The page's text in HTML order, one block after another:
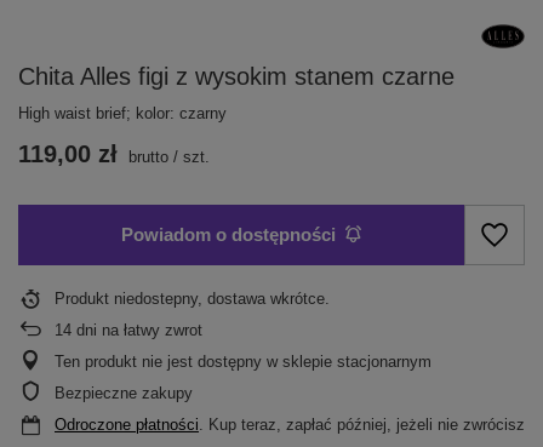
Chita Alles figi z wysokim stanem czarne
High waist brief; kolor: czarny
119,00 zł brutto / szt.
Powiadom o dostępności
Produkt niedostepny, dostawa wkrótce
14 dni na łatwy zwrot
Ten produkt nie jest dostępny w sklepie stacjonarnym
Bezpieczne zakupy
Odroczone płatności . Kup teraz, zapłać później, jeżeli nie zwrócisz